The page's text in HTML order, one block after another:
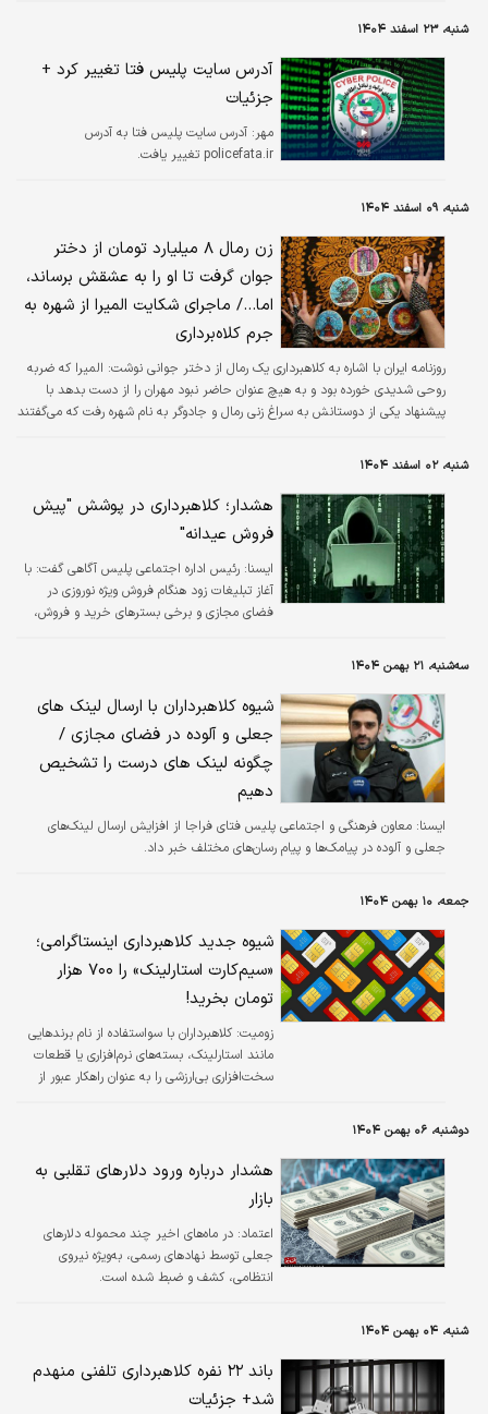
شنبه، ۲۳ اسفند ۱۴۰۴
آدرس سایت پلیس فتا تغییر کرد +
جزئیات
مهر: آدرس سایت پلیس فتا به آدرس
policefata.ir تغییر یافت.
شنبه، ۰۹ اسفند ۱۴۰۴
زن رمال ۸ میلیارد تومان از دختر
جوان گرفت تا او را به عشقش برساند،
اما.../ ماجرای شکایت المیرا از شهره به
جرم کلاه‌برداری
روزنامه ایران با اشاره به کلاهبرداری یک رمال از دختر جوانی نوشت: المیرا که ضربه
روحی شدیدی خورده بود و به هیچ عنوان حاضر نبود مهران را از دست بدهد با
پیشنهاد یکی از دوستانش به سراغ زنی رمال و جادوگر به نام شهره رفت که می‌گفتند
شنبه، ۰۲ اسفند ۱۴۰۴
هشدار؛ کلاهبرداری در پوشش "پیش
فروش عیدانه"
ایسنا: رئیس اداره اجتماعی پلیس آگاهی گفت: با
آغاز تبلیغات زود هنگام فروش ویژه نوروزی در
فضای مجازی و برخی بسترهای خرید و فروش،
سه‌شنبه، ۲۱ بهمن ۱۴۰۴
شیوه کلاهبرداران با ارسال لینک های
جعلی و آلوده در فضای مجازی /
چگونه لینک های درست را تشخیص
دهیم
ایسنا: معاون فرهنگی و اجتماعی پلیس فتای فراجا از افزایش ارسال لینک‌های
جعلی و آلوده در پیامک‌ها و پیام‌ رسان‌های مختلف خبر داد.
جمعه، ۱۰ بهمن ۱۴۰۴
شیوه جدید کلاهبرداری اینستاگرامی؛
«سیم‌کارت استارلینک» را ۷۰۰ هزار
تومان بخرید!
زومیت: کلاهبرداران با سواستفاده از نام برندهایی
مانند استارلینک، بسته‌های نرم‌افزاری یا قطعات
سخت‌افزاری بی‌ارزشی را به عنوان راهکار عبور از
دوشنبه، ۰۶ بهمن ۱۴۰۴
هشدار درباره ورود دلارهای تقلبی به
بازار
اعتماد: در ماه‌های اخیر چند محموله دلارهای
جعلی توسط نهادهای رسمی، به‌ویژه نیروی
انتظامی، کشف و ضبط شده است.
شنبه، ۰۴ بهمن ۱۴۰۴
باند ۲۲ نفره کلاهبرداری تلفنی منهدم
شد+ جزئیات